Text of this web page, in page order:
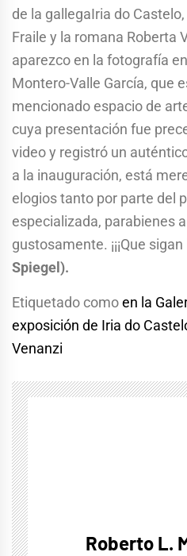
de la gallegaIria do
Fraile y la romana Roberta
aparezco en la fotografía
Montero-Valle García, que
mencionado espacio de
cuya presentación fue
video y registró un
a la inauguración, está
elogios tanto por parte del
especializada, parabienes
gustosamente. ¡¡¡Que
Spiegel).
Etiquetado comoen la
exposición de Iria do
Venanzi
Roberto L.